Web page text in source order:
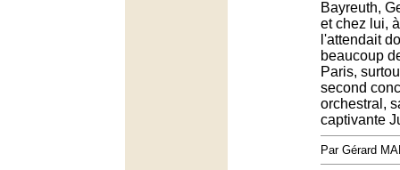
Bayreuth,
et chez lui,
l'attendait
beaucoup
Paris,
second
orchestral,
captivante
Par Gérard